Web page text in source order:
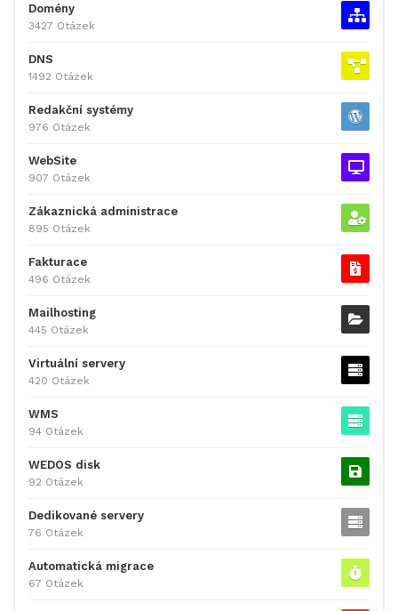
Domény
3427 Otázek
DNS
1492 Otázek
Redakční systémy
976 Otázek
WebSite
907 Otázek
Zákaznická administrace
895 Otázek
Fakturace
496 Otázek
Mailhosting
445 Otázek
Virtuální servery
420 Otázek
WMS
94 Otázek
WEDOS disk
92 Otázek
Dedikované servery
76 Otázek
Automatická migrace
67 Otázek